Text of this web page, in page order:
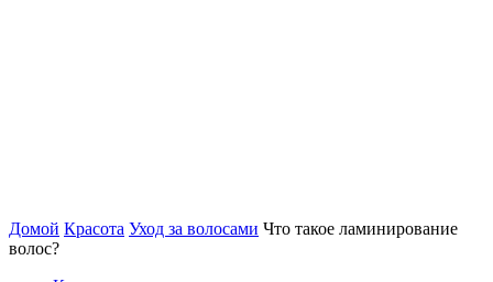
Домой Красота Уход за волосами Что такое ламинирование
волос?